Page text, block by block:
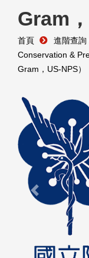
資料調閱申請
管理者登入
Gram
首頁
進階查詢
Conservation &
Gram，US-NPS）
Previous